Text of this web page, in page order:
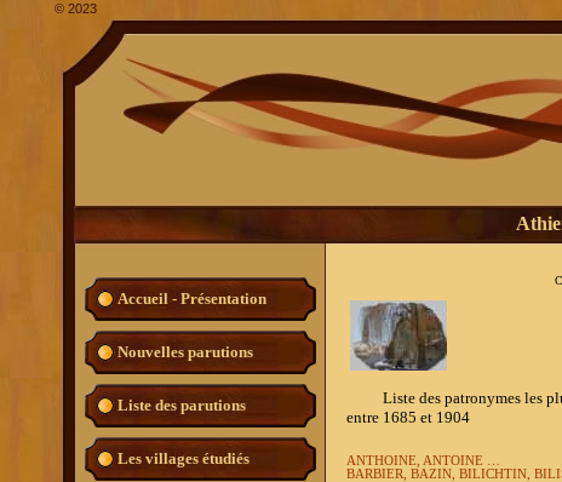
Accueil - Présentation
Nouvelles parutions
Liste des parutions
Les villages étudiés
Liste des patronymes les
entre 1685 et 1904
ANTHOINE, ANTOINE …
BARBIER, BAZIN, BILICHTIN,
© 2023